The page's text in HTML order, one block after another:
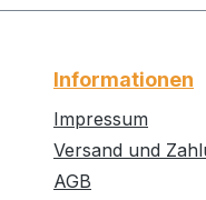
Informationen
Impressum
Versand und
AGB